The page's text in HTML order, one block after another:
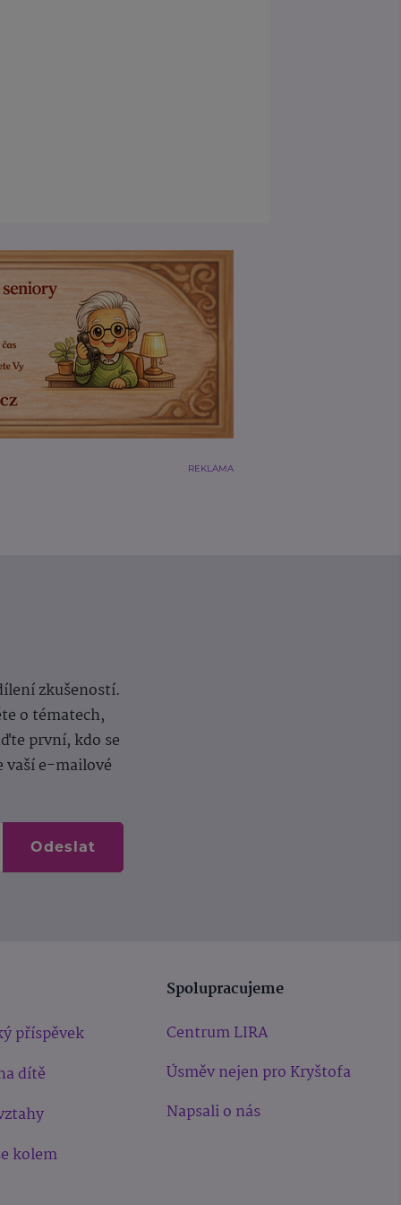
REKLAMA
zkušeností.
o tématech,
první, kdo se
vaší e-mailové
Odeslat
příspěvek
dítě
kolem
Spolupracujeme
Centrum LIRA
Úsměv nejen pro Kryštofa
Napsali o nás